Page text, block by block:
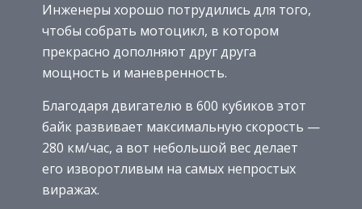
Инженеры хорошо потрудились для того,
чтобы собрать мотоцикл, в котором
прекрасно дополняют друг друга
мощность и маневренность.
Благодаря двигателю в 600 кубиков этот
байк развивает максимальную скорость —
280 км/час, а вот небольшой вес делает
его изворотливым на самых непростых
виражах.